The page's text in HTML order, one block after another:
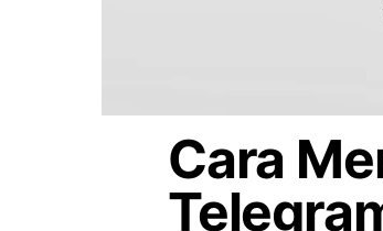
Cara